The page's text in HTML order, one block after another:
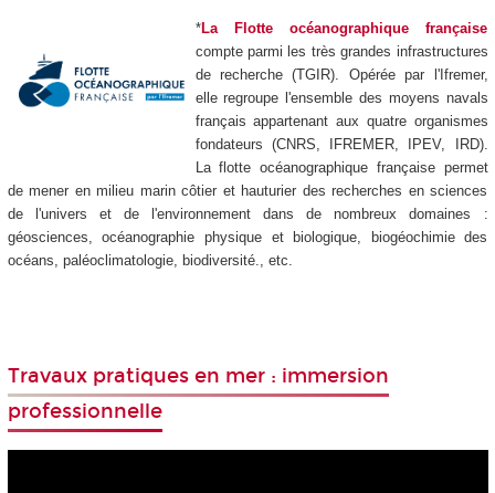
*La Flotte océanographique française
compte parmi les très grandes infrastructures
de recherche (TGIR). Opérée par l'Ifremer,
elle regroupe l'ensemble des moyens navals
français appartenant aux quatre organismes
fondateurs (CNRS, IFREMER, IPEV, IRD).
La flotte océanographique française permet
de mener en milieu marin côtier et hauturier des recherches en sciences
de l'univers et de l'environnement dans de nombreux domaines :
géosciences, océanographie physique et biologique, biogéochimie des
océans, paléoclimatologie, biodiversité., etc.
Travaux pratiques en mer : immersion
professionnelle